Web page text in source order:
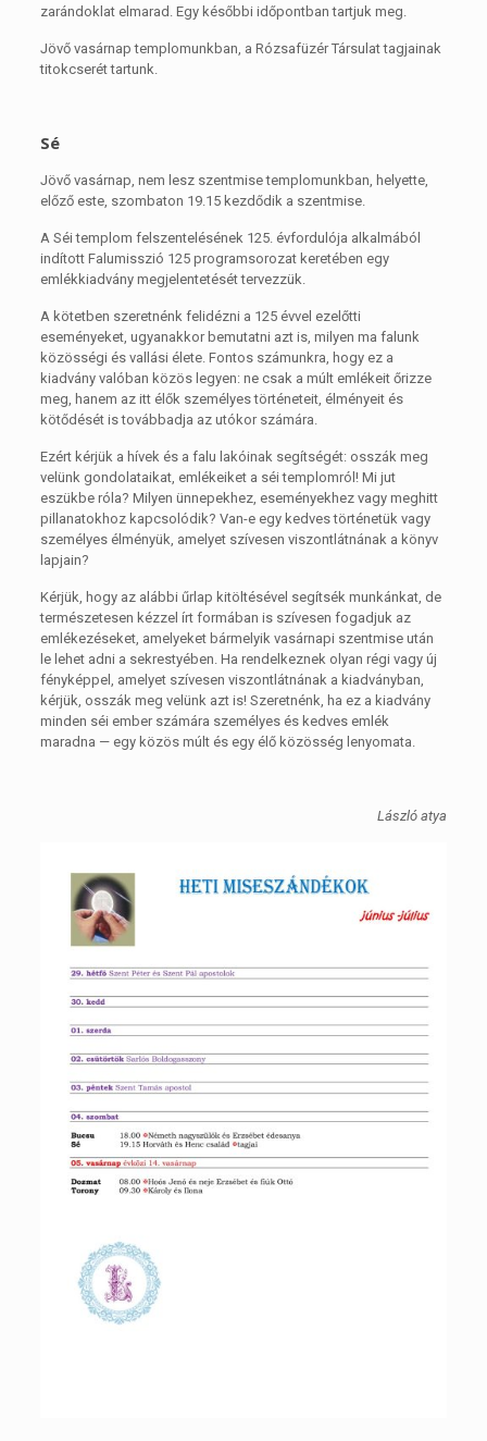
zarándoklat elmarad. Egy későbbi időpontban tartjuk meg.
Jövő vasárnap templomunkban, a Rózsafüzér Társulat tagjainak
titokcserét tartunk.
Sé
Jövő vasárnap, nem lesz szentmise templomunkban, helyette,
előző este, szombaton 19.15 kezdődik a szentmise.
A Séi templom felszentelésének 125. évfordulója alkalmából
indított Falumisszió 125 programsorozat keretében egy
emlékkiadvány megjelentetését tervezzük.
A kötetben szeretnénk felidézni a 125 évvel ezelőtti
eseményeket, ugyanakkor bemutatni azt is, milyen ma falunk
közösségi és vallási élete. Fontos számunkra, hogy ez a
kiadvány valóban közös legyen: ne csak a múlt emlékeit őrizze
meg, hanem az itt élők személyes történeteit, élményeit és
kötődését is továbbadja az utókor számára.
Ezért kérjük a hívek és a falu lakóinak segítségét: osszák meg
velünk gondolataikat, emlékeiket a séi templomról! Mi jut
eszükbe róla? Milyen ünnepekhez, eseményekhez vagy meghitt
pillanatokhoz kapcsolódik? Van-e egy kedves történetük vagy
személyes élményük, amelyet szívesen viszontlátnának a könyv
lapjain?
Kérjük, hogy az alábbi űrlap kitöltésével segítsék munkánkat, de
természetesen kézzel írt formában is szívesen fogadjuk az
emlékezéseket, amelyeket bármelyik vasárnapi szentmise után
le lehet adni a sekrestyében. Ha rendelkeznek olyan régi vagy új
fényképpel, amelyet szívesen viszontlátnának a kiadványban,
kérjük, osszák meg velünk azt is! Szeretnénk, ha ez a kiadvány
minden séi ember számára személyes és kedves emlék
maradna — egy közös múlt és egy élő közösség lenyomata.
László atya